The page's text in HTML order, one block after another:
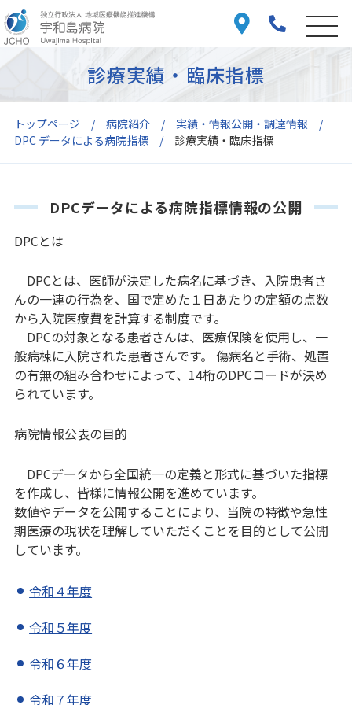
トップページ 病院紹介
実績・情報公開・調達情報
DPC データによる病院指標
診療実績・臨床指標
診療実績・臨床指標
DPCデータによる病院指標情報の公開
DPCとは
DPCとは、医師が決定した病名に基づき、入院患者さ
んの一連の行為を、国で定めた１日あたりの定額の点数
から入院医療費を計算する制度です。
DPCの対象となる患者さんは、医療保険を使用し、一
般病棟に入院された患者さんです。 傷病名と手術、処置
の有無の組み合わせによって、14桁のDPCコードが決め
られています。
病院情報公表の目的
DPCデータから全国統一の定義と形式に基づいた指標
を作成し、皆様に情報公開を進めています。
数値やデータを公開することにより、当院の特徴や急性
期医療の現状を理解していただくことを目的として公開
しています。
令和４年度
令和５年度
令和６年度
令和７年度